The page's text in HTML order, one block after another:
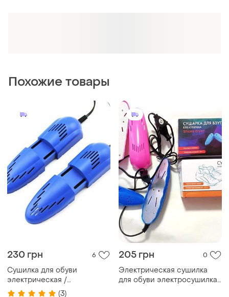
230 грн
Сушилка для обуви
электрическая /
для обуви размерная
205 грн 0
Электрическая сушилка
для обуви электросушилка
обуви сушка для ботинок